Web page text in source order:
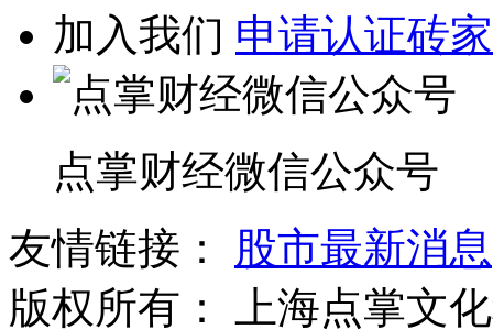
加入我们 申请认证砖家
点掌财经微信公众号
友情链接：
股市最新消息
版权所有：
上海点掌文